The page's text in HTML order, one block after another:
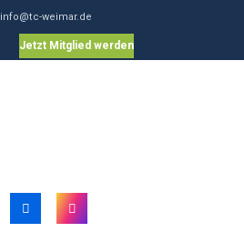
info@tc-weimar.de
Jetzt Mitglied werden